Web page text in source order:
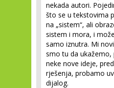
nekada autori.
što se u tekstovima
na „sistem“, ali
sistem i mora, i
samo iznutra. Mi
smo tu da ukažemo,
neke nove ideje,
rješenja, probamo
dijalog.